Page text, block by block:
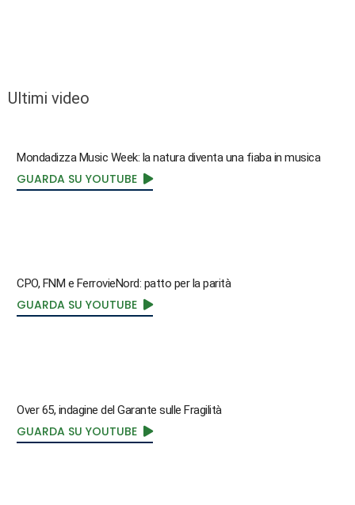
Ultimi video
Mondadizza Music Week: la natura diventa una fiaba in musica
GUARDA SU YOUTUBE
CPO, FNM e FerrovieNord: patto per la parità
GUARDA SU YOUTUBE
Over 65, indagine del Garante sulle Fragilità
GUARDA SU YOUTUBE